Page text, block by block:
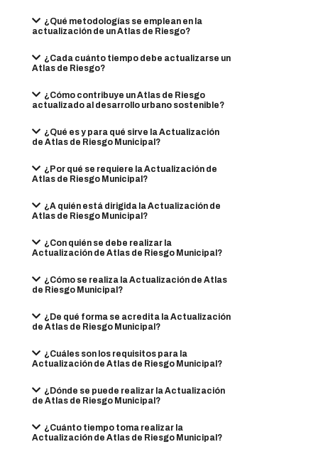
¿Qué metodologías se emplean en la
actualización de un Atlas de Riesgo?
¿Cada cuánto tiempo debe actualizarse un
Atlas de Riesgo?
¿Cómo contribuye un Atlas de Riesgo
actualizado al desarrollo urbano sostenible?
¿Qué es y para qué sirve la Actualización
de Atlas de Riesgo Municipal?
¿Por qué se requiere la Actualización de
Atlas de Riesgo Municipal?
¿A quién está dirigida la Actualización de
Atlas de Riesgo Municipal?
¿Con quién se debe realizar la
Actualización de Atlas de Riesgo Municipal?
¿Cómo se realiza la Actualización de Atlas
de Riesgo Municipal?
¿De qué forma se acredita la Actualización
de Atlas de Riesgo Municipal?
¿Cuáles son los requisitos para la
Actualización de Atlas de Riesgo Municipal?
¿Dónde se puede realizar la Actualización
de Atlas de Riesgo Municipal?
¿Cuánto tiempo toma realizar la
Actualización de Atlas de Riesgo Municipal?